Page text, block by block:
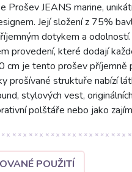
Prošev JEANS marine,
Její složení z 75%
dotykem a
provedení, které dodají
cm je tento prošev příjemně
prošívané struktuře nabízí
stylových vest,
polštáře nebo jako
POUŽITÍ